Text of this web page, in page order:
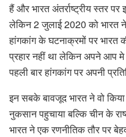
हैं और भारत अंतर्राष्ट्रीय स्तर
लेकिन 2 जुलाई 2020 को भारत ने
हांगकांग के घटनाक्रमों पर भारत
प्रहार नहीं था लेकिन अपने आप मे
पहली बार हांगकांग पर अपनी
इन सबके बावजूद भारत ने वो
नुकसान पहुचाया बल्कि चीन के
भारत ने एक रणनीतिक तौर पर